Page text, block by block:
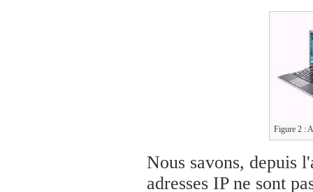
Figure 2 :
Nous savons, depuis
adresses IP ne sont